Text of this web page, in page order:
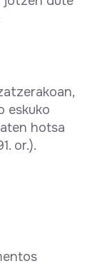
eskuko
hotsa
or.).